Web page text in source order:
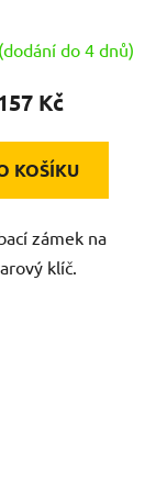
do 4 dnů)
Kč
KOŠÍKU
zámek na
klíč.